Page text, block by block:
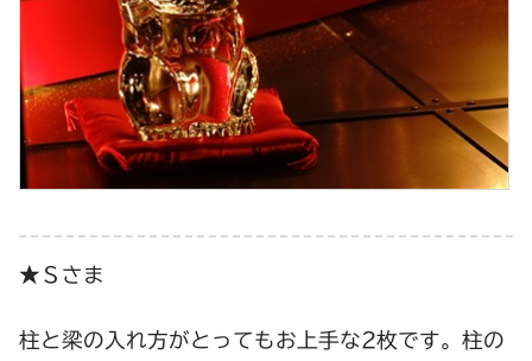
★Ｓさま
柱と梁の入れ方がとってもお上手な2枚です。柱の